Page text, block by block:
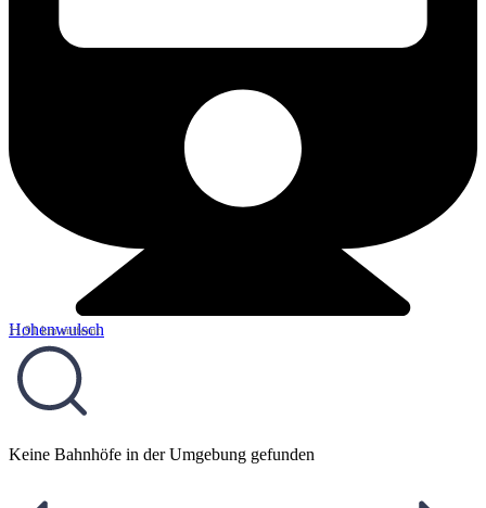
Hohenwulsch
11,91 km entfernt
Keine Bahnhöfe in der Umgebung gefunden